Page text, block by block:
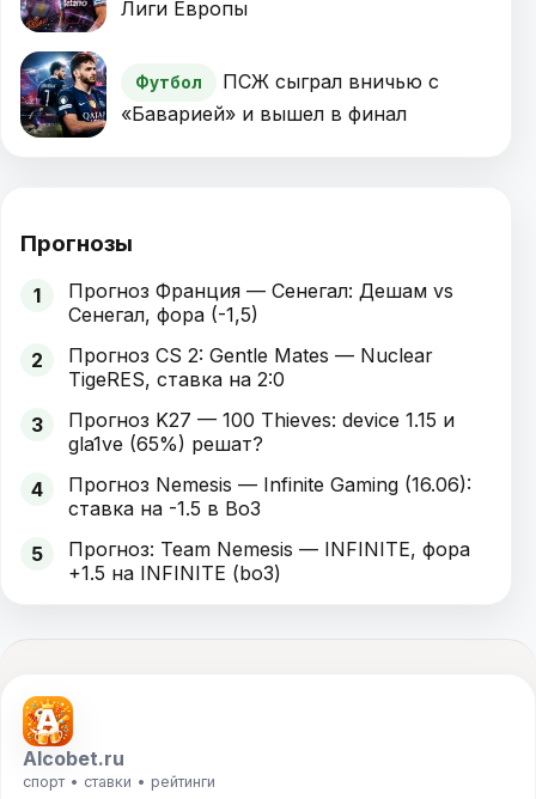
Лиги Европы
Футбол
ПСЖ сыграл вничью с
«Баварией» и вышел в финал
Прогнозы
1
Прогноз Франция — Сенегал: Дешам vs
Сенегал, фора (-1,5)
2
Прогноз CS 2: Gentle Mates — Nuclear
TigeRES, ставка на 2:0
3
Прогноз K27 — 100 Thieves: device 1.15 и
gla1ve (65%) решат?
4
Прогноз Nemesis — Infinite Gaming (16.06):
ставка на -1.5 в Bo3
5
Прогноз: Team Nemesis — INFINITE, фора
+1.5 на INFINITE (bo3)
Alcobet.ru
спорт • ставки • рейтинги